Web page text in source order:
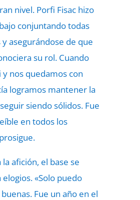
nivel. Porfi Fisac hizo
conjuntando todas
y asegurándose de que
su rol. Cuando
nos quedamos con
logramos mantener la
siendo sólidos. Fue
en todos los
la afición, el base se
elogios. «Solo puedo
Fue un año en el